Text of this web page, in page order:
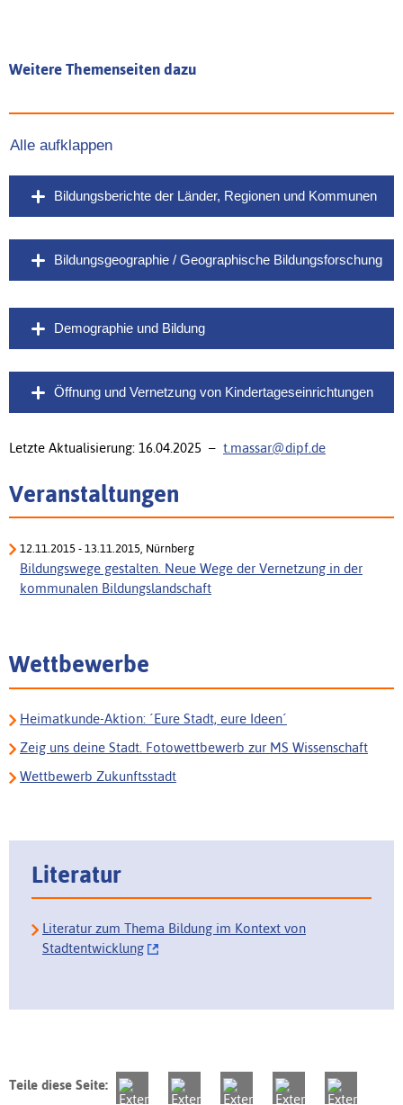
Weitere Themenseiten dazu
Alle aufklappen
Bildungsberichte der Länder, Regionen und Kommunen
Bildungsgeographie / Geographische Bildungsforschung
Demographie und Bildung
Öffnung und Vernetzung von Kindertageseinrichtungen
Letzte Aktualisierung: 16.04.2025 – t.massar@dipf.de
Veranstaltungen
12.11.2015 - 13.11.2015, Nürnberg
Bildungswege gestalten. Neue Wege der Vernetzung in der
kommunalen Bildungslandschaft
Wettbewerbe
Heimatkunde-Aktion: ´Eure Stadt, eure Ideen´
Zeig uns deine Stadt. Fotowettbewerb zur MS Wissenschaft
Wettbewerb Zukunftsstadt
Literatur
Literatur zum Thema Bildung im Kontext von
Stadtentwicklung
Teile diese Seite: